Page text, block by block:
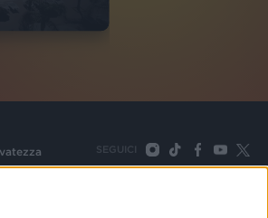
SEGUICI